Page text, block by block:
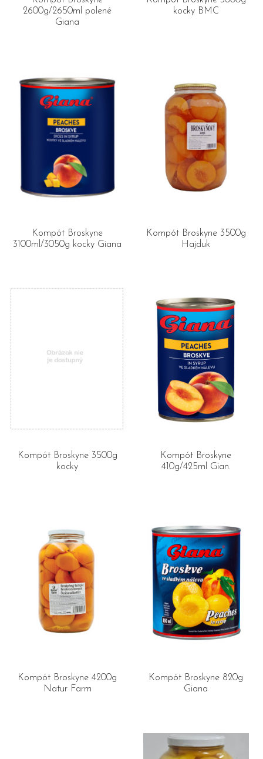
2600g/2650ml polené
Giana
kocky BMC
Kompót Broskyne
3100ml/3050g kocky Giana
Kompót Broskyne 3500g
Hajduk
Kompót Broskyne 3500g
kocky
Kompót Broskyne
410g/425ml Gian.
Kompót Broskyne 4200g
Natur Farm
Kompót Broskyne 820g
Giana